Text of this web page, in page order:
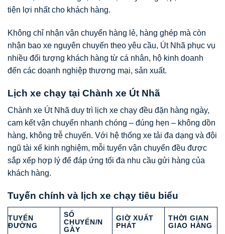
tiện lợi nhất cho khách hàng.
Không chỉ nhận vận chuyển hàng lẻ, hàng ghép mà còn
nhận bao xe nguyên chuyến theo yêu cầu, Út Nhã phục vụ
nhiều đối tượng khách hàng từ cá nhân, hộ kinh doanh
đến các doanh nghiệp thương mại, sản xuất.
Lịch xe chạy tại Chành xe Út Nhã
Chành xe Út Nhã duy trì lịch xe chạy đều đặn hàng ngày,
cam kết vận chuyển nhanh chóng – đúng hẹn – không dồn
hàng, không trễ chuyến. Với hệ thống xe tải đa dạng và đội
ngũ tài xế kinh nghiệm, mỗi tuyến vận chuyển đều được
sắp xếp hợp lý để đáp ứng tối đa nhu cầu gửi hàng của
khách hàng.
Tuyến chính và lịch xe chạy tiêu biểu
TUYẾN
ĐƯỜNG
SỐ
CHUYẾN/N
GÀY
GIỜ XUẤT
PHÁT
THỜI GIAN
GIAO HÀNG